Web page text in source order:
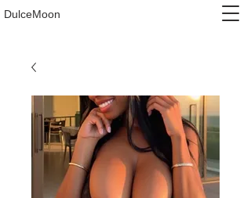
DulceMoon